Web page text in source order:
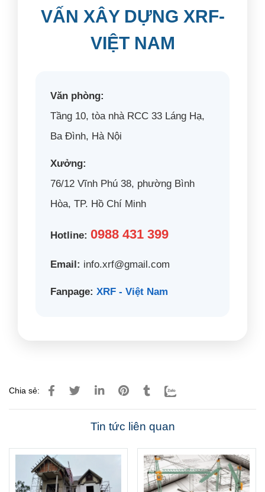
VẤN XÂY DỰNG XRF-
VIỆT NAM
Văn phòng:
Tầng 10, tòa nhà RCC 33 Láng Hạ,
Ba Đình, Hà Nội
Xưởng:
76/12 Vĩnh Phú 38, phường Bình
Hòa, TP. Hồ Chí Minh
Hotline: 0988 431 399
Email: info.xrf@gmail.com
Fanpage: XRF - Việt Nam
Chia sẻ:
Tin tức liên quan